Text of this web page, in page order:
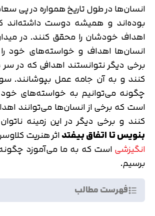
انسان‌ها‌ در طول تاریخ همواره در پی
بوده‌اند و همیشه دوست داشته‌اند
اهداف خودشان را محقق کنند. در
انسان‌ها اهداف و خواسته‌های خود
برخی دیگر نتوانستند اهدافی که در
کنند و به آن جامه عمل بپوشانند.
چگونه می‌توانیم به خواسته‌های
است که برخی از انسان‌ها می‌توانند
کنند و برخی دیگر در این زمینه
بنویس تا اتفاق بیفتداثر هنریت
انگیزشیاست که به ما می‌آموزد
برسیم.
فهرست مطالب